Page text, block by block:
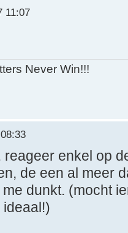
11:07
Never Win!!!
enkel op
de een al meer
dunkt. (mocht